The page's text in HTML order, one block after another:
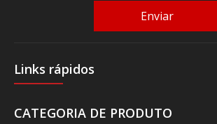
Enviar
Links rápidos
CATEGORIA DE PRODUTO